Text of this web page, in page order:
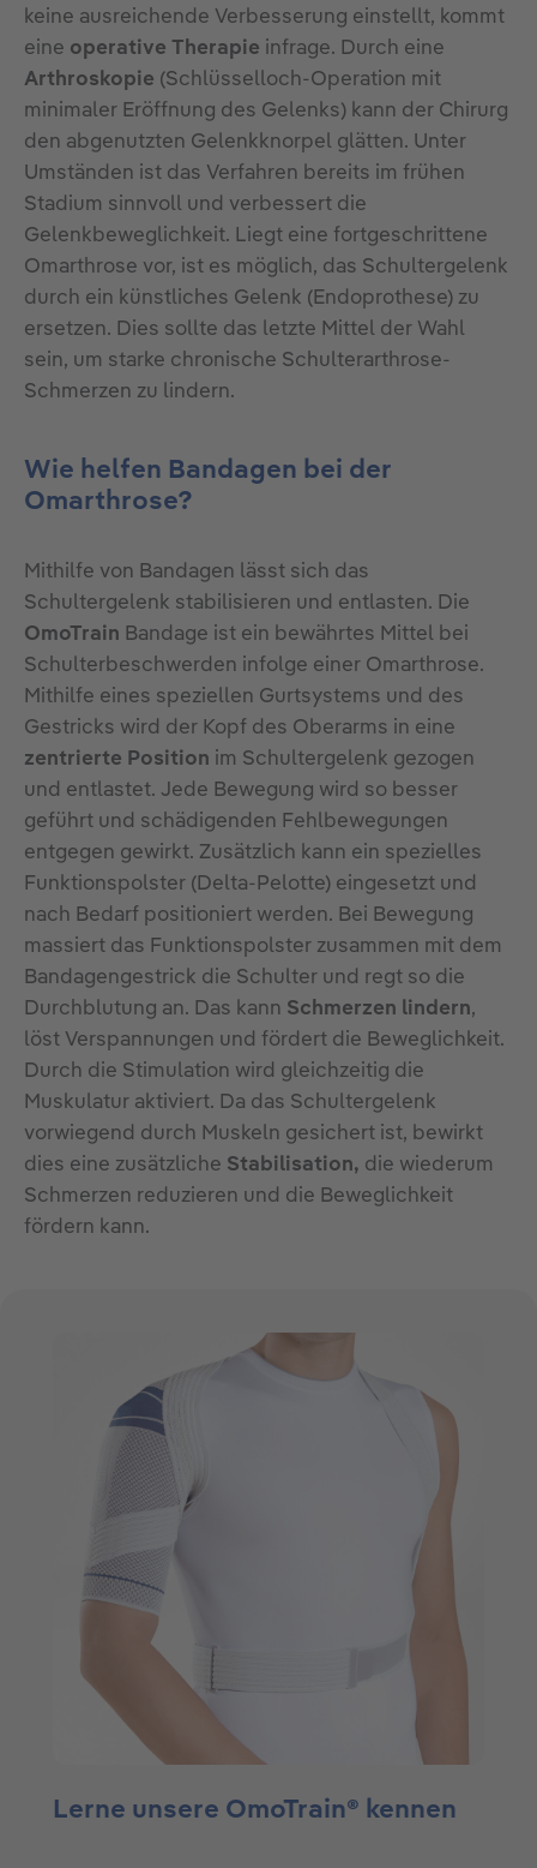
keine ausreichende Verbesserung einstellt, kommt
eine operative Therapie infrage. Durch eine
Arthroskopie (Schlüsselloch-Operation mit
minimaler Eröffnung des Gelenks) kann der Chirurg
den abgenutzten Gelenkknorpel glätten. Unter
Umständen ist das Verfahren bereits im frühen
Stadium sinnvoll und verbessert die
Gelenkbeweglichkeit. Liegt eine fortgeschrittene
Omarthrose vor, ist es möglich, das Schultergelenk
durch ein künstliches Gelenk (Endoprothese) zu
ersetzen. Dies sollte das letzte Mittel der Wahl
sein, um starke chronische Schulterarthrose-
Schmerzen zu lindern.
Wie helfen Bandagen bei der
Omarthrose?
Mithilfe von Bandagen lässt sich das
Schultergelenk stabilisieren und entlasten. Die
OmoTrain Bandage ist ein bewährtes Mittel bei
Schulterbeschwerden infolge einer Omarthrose.
Mithilfe eines speziellen Gurtsystems und des
Gestricks wird der Kopf des Oberarms in eine
zentrierte Position im Schultergelenk gezogen
und entlastet. Jede Bewegung wird so besser
geführt und schädigenden Fehlbewegungen
entgegen gewirkt. Zusätzlich kann ein spezielles
Funktionspolster (Delta-Pelotte) eingesetzt und
nach Bedarf positioniert werden. Bei Bewegung
massiert das Funktionspolster zusammen mit dem
Bandagengestrick die Schulter und regt so die
Durchblutung an. Das kann Schmerzen lindern,
löst Verspannungen und fördert die Beweglichkeit.
Durch die Stimulation wird gleichzeitig die
Muskulatur aktiviert. Da das Schultergelenk
vorwiegend durch Muskeln gesichert ist, bewirkt
dies eine zusätzliche Stabilisation, die wiederum
Schmerzen reduzieren und die Beweglichkeit
fördern kann.
Lerne unsere OmoTrain® kennen